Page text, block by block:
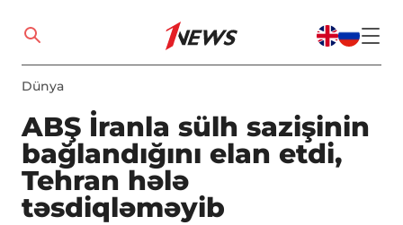
Dünya
ABŞ İranla sülh sazişinin
bağlandığını elan etdi,
Tehran hələ
təsdiqləməyib